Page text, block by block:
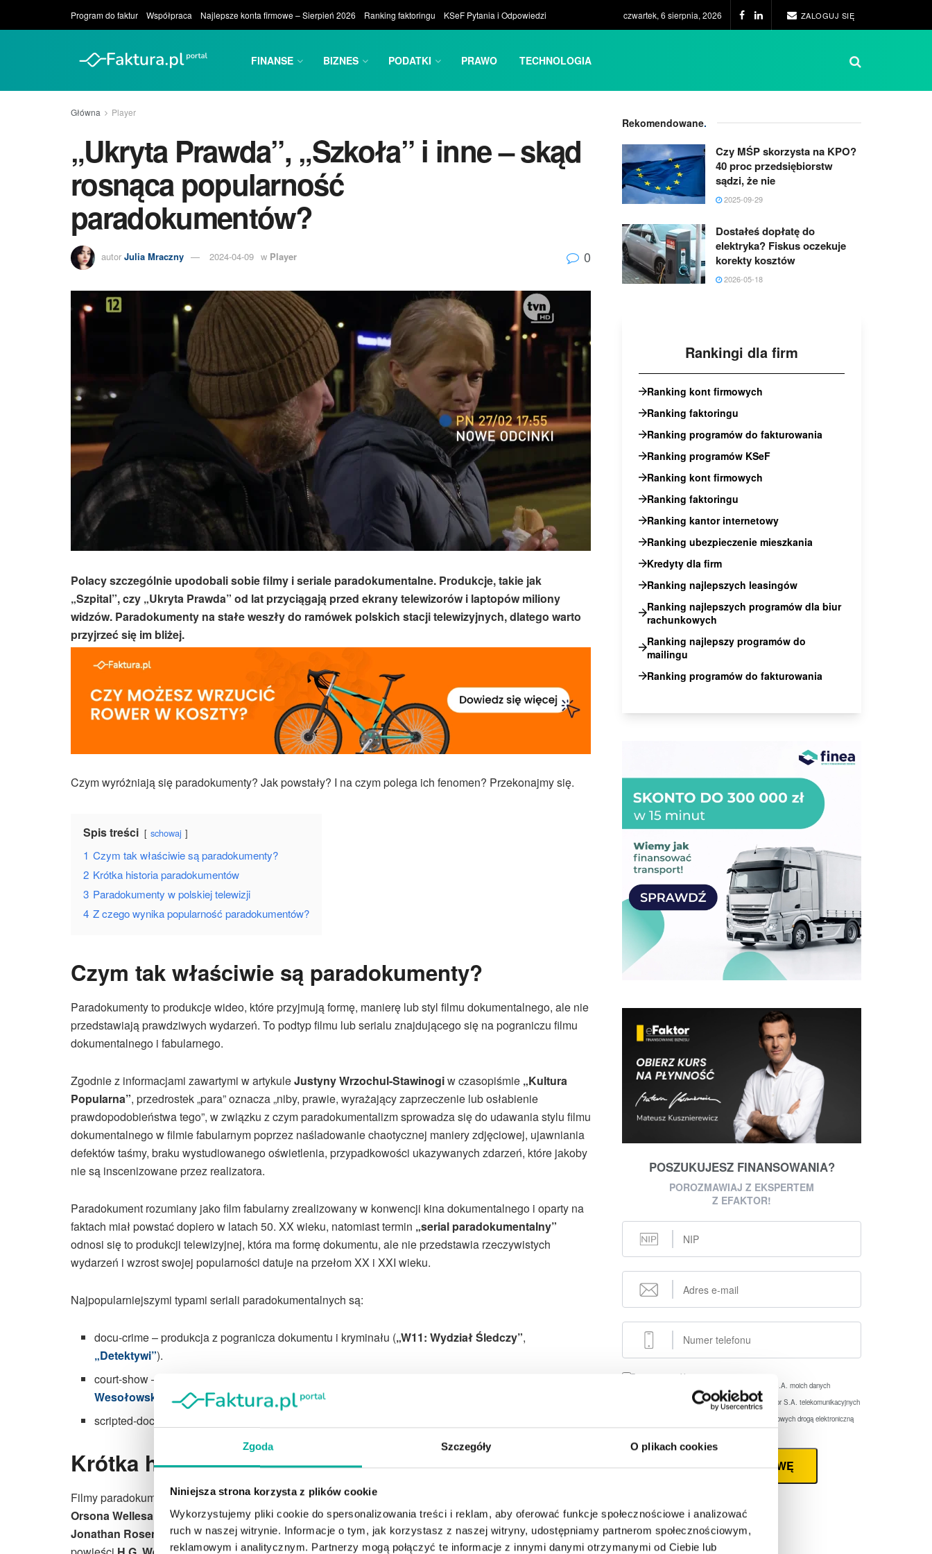
Zgoda Szczegóły O plikach cookies
Niniejsza strona korzysta z plików cookie
Wykorzystujemy pliki cookie do spersonalizowania treści i reklam, aby oferować funkcje społecznościowe i analizować
ruch w naszej witrynie. Informacje o tym, jak korzystasz z naszej witryny, udostępniamy partnerom społecznościowym,
reklamowym i analitycznym. Partnerzy mogą połączyć te informacje z innymi danymi otrzymanymi od Ciebie lub
Program do faktur Współpraca Najlepsze konta firmowe – Sierpień 2026 Ranking faktoringu KSeF Pytania i Odpowiedzi czwartek, 6 sierpnia, 2026 ZALOGUJ SIĘ
FINANSE BIZNES PODATKI PRAWO TECHNOLOGIA
Główna Player
„Ukryta Prawda”, „Szkoła” i inne – skąd
rosnąca popularność
paradokumentów?
autor Julia Mraczny 2024-04-09 w Player 0
Polacy szczególnie upodobali sobie filmy i seriale paradokumentalne. Produkcje, takie jak
„Szpital”, czy „Ukryta Prawda” od lat przyciągają przed ekrany telewizorów i laptopów miliony
widzów. Paradokumenty na stałe weszły do ramówek polskich stacji telewizyjnych, dlatego warto
przyjrzeć się im bliżej.
Czym wyróżniają się paradokumenty? Jak powstały? I na czym polega ich fenomen? Przekonajmy się.
Spis treści schowaj
1 Czym tak właściwie są paradokumenty?
2 Krótka historia paradokumentów
3 Paradokumenty w polskiej telewizji
4 Z czego wynika popularność paradokumentów?
Czym tak właściwie są paradokumenty?
Paradokumenty to produkcje wideo, które przyjmują formę, manierę lub styl filmu dokumentalnego, ale nie
przedstawiają prawdziwych wydarzeń. To podtyp filmu lub serialu znajdującego się na pograniczu filmu
dokumentalnego i fabularnego.
Zgodnie z informacjami zawartymi w artykuleJustyny Wrzochul-Stawinogiw czasopiśmie „Kultura
Popularna”, przedrostek „para” oznacza „niby, prawie, wyrażający zaprzeczenie lub osłabienie
prawdopodobieństwa tego”, w związku z czym paradokumentalizm sprowadza się do udawania stylu filmu
dokumentalnego w filmie fabularnym poprzez naśladowanie chaotycznej maniery zdjęciowej, ujawniania
defektów taśmy, braku wystudiowanego oświetlenia, przypadkowości ukazywanych zdarzeń, które jakoby
nie są inscenizowane przez realizatora.
Paradokument rozumiany jako film fabularny zrealizowany w konwencji kina dokumentalnego i oparty na
faktach miał powstać dopiero w latach 50. XX wieku, natomiast termin „serial paradokumentalny”
odnosi się to produkcji telewizyjnej, która ma formę dokumentu, ale nie przedstawia rzeczywistych
wydarzeń i wzrost swojej popularności datuje na przełom XX i XXI wieku.
Najpopularniejszymi typami seriali paradokumentalnych są:
docu-crime – produkcja z pogranicza dokumentu i kryminału („W11: Wydział Śledczy”,
„Detektywi”).
court-show – serial paradokumentalny będący inscenizacją rozprawy sądowej (
Wesołowska”
,„Sąd rodzinny”)
scripted-docu – paradokument obyczajowy („
Krótka historia paradokumentów
Filmy paradokumentalne nie są polskim wynalazkiem. Ich historia sięga czasów słuchowiska radiowego
Orsona Wellesa z 1938 roku zatytułowanego„Wojna światów”, które jak twierdzi wybitny filmoznawca
Jonathan Rosenbaum, było pierwszym znanym pseudodokumentem. Słuchowisko Wellesa to adaptacja
Rekomendowane.
Czy MŚP skorzysta na KPO?
40 proc przedsiębiorstw
sądzi, że nie
2025-09-29
Dostałeś dopłatę do
elektryka? Fiskus oczekuje
korekty kosztów
2026-05-18
Rankingi dla firm
Ranking kont firmowych
Ranking faktoringu
Ranking programów do fakturowania
Ranking programów KSeF
Ranking kont firmowych
Ranking faktoringu
Ranking kantor internetowy
Ranking ubezpieczenie mieszkania
Kredyty dla firm
Ranking najlepszych leasingów
Ranking najlepszych programów dla biur
rachunkowych
Ranking najlepszy programów do
mailingu
Ranking programów do fakturowania
POSZUKUJESZ FINANSOWANIA?
POROZMAWIAJ Z EKSPERTEM
Z EFAKTOR!
Zaznacz wszystkie
Wyrażam zgodę na przetwarzanie przez eFaktor S.A. moich danych
Wyrażam zgodę na wykorzystywanie przez eFaktor S.A. telekomunikacyjnych
(rozwiń)
Wyrażam zgodę na otrzymywanie informacji handlowych drogą elektroniczną
(rozwiń)
ZAMÓW ROZMOWĘ